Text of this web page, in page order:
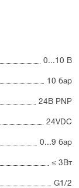
0...10 В
10 бар
24В PNP
24VDC
0...9 бар
≤ 3Вт
G1/2